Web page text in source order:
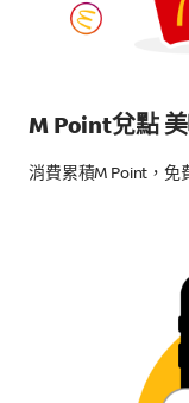
M Point兌點
消費累積M Point，免